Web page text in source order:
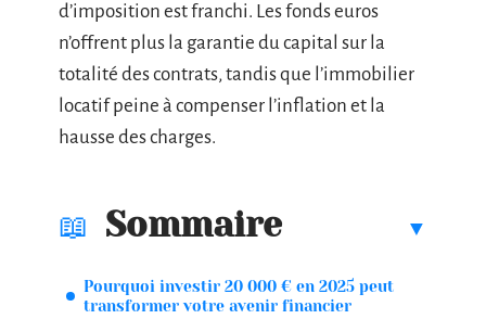
d’imposition est franchi. Les fonds euros
n’offrent plus la garantie du capital sur la
totalité des contrats, tandis que l’immobilier
locatif peine à compenser l’inflation et la
hausse des charges.
Sommaire
Pourquoi investir 20 000 € en 2025 peut
transformer votre avenir financier